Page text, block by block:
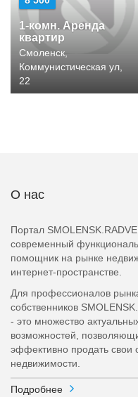
1-комн. Аренда
квартир
Смоленск,
Коммунистическая ул,
22
О нас
Портал
современный
помощник на рынке
интернет-пространстве.
Для профессионалов
собственников
- это множество
возможностей,
эффективно продать свои
недвижимости.
Подробнее